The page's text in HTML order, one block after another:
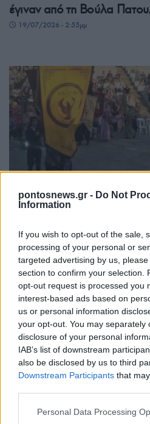
pontosnews.gr - Do Not
Information
If you wish to opt-out of the sale,
processing of your personal or
targeted advertising by us,
section to confirm your selection.
opt-out request is processed you
interest-based ads based on
us or personal information
your opt-out. You may separately
disclosure of your personal
IAB’s list of downstream
also be disclosed by us to third
Downstream Participants that
Please note that this website/app
Personal Data Processing
έγιναν από τη Βούλα
19/07/2026 - 2:55μμ
Πόντος και Κρήτη
Καΐστρι»
18/07/2026 - 11:51πμ